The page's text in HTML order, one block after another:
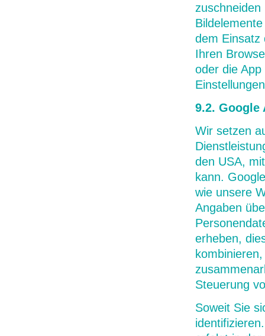
dem Einsatz
Ihren
oder die
9.2. Google
Wir setzen
den USA,
kann.
wie unsere
Angaben
erheben,
Steuerung
Soweit Sie